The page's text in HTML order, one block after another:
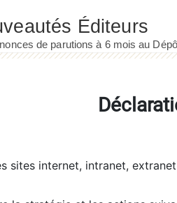
sites internet, intranet,